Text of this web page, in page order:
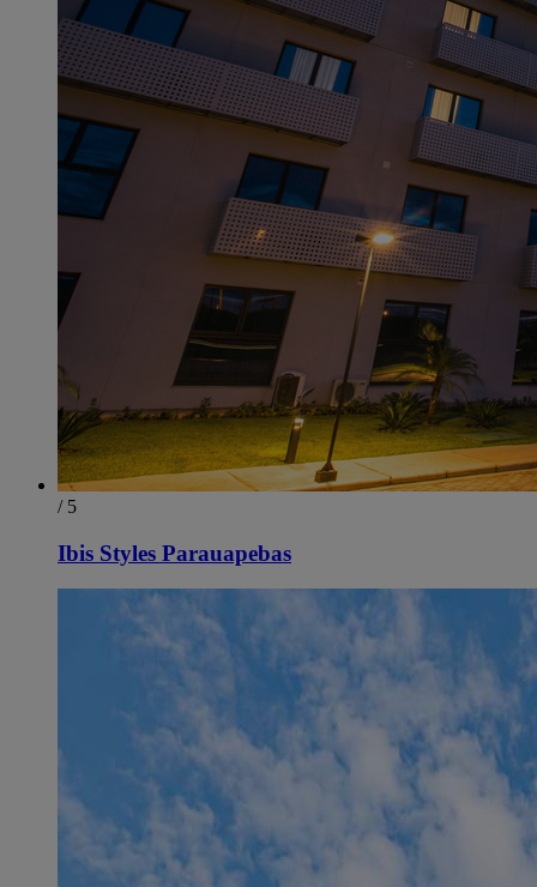
/ 5
Ibis Styles Parauapebas